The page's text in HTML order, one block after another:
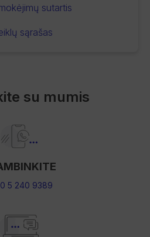
sutartis
sąrašas
su mumis
5 240 9389